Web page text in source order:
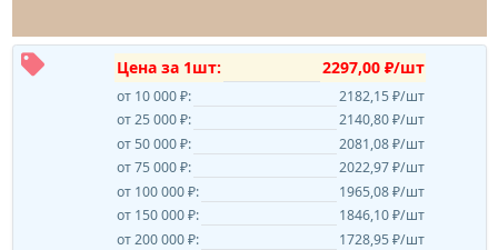
Цена за 1шт: 2297,00 ₽/шт
от 10 000 ₽:
2182,15 ₽/шт
от 25 000 ₽:
2140,80 ₽/шт
от 50 000 ₽:
2081,08 ₽/шт
от 75 000 ₽:
2022,97 ₽/шт
от 100 000 ₽:
1965,08 ₽/шт
от 150 000 ₽:
1846,10 ₽/шт
от 200 000 ₽:
1728,95 ₽/шт